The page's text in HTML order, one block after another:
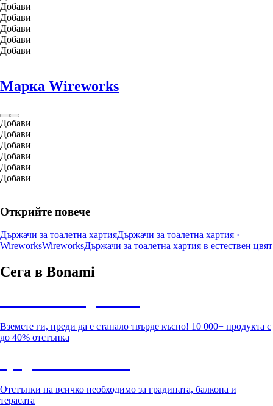
Добави
Добави
Добави
Добави
Добави
Марка Wireworks
Добави
Добави
Добави
Добави
Добави
Добави
Открийте повече
Държачи за тоалетна хартияДържачи за тоалетна хартия ·
WireworksWireworksДържачи за тоалетна хартия в естествен цвят
Сега в Bonami
Вземете ги, преди да е станало твърде късно! 10 000+ продукта с
до 40% отстъпка
Отстъпки на всичко необходимо за градината, балкона и
терасата